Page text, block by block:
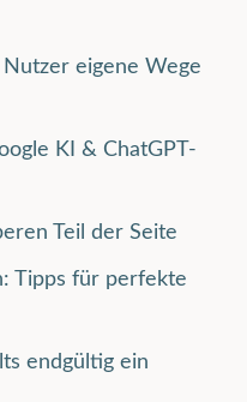
eigene Wege
KI & ChatGPT-
Teil der Seite
Tipps für perfekte
endgültig ein